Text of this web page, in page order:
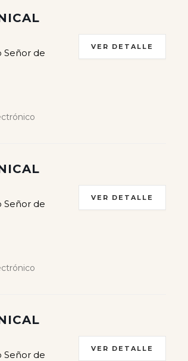
Señor de
VER DETALLE
Señor de
VER DETALLE
Señor de
VER DETALLE